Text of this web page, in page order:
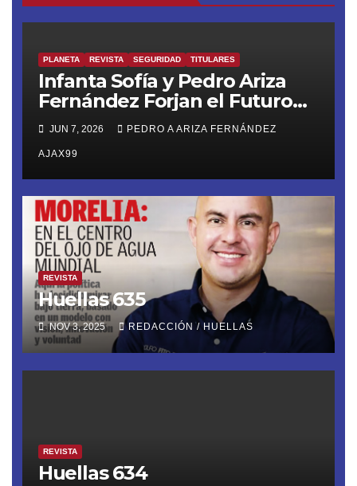
PLANETA REVISTA SEGURIDAD TITULARES
Infanta Sofía y Pedro Ariza
Fernández Forjan el Futuro
de la Soberanía Real
JUN 7, 2026 PEDRO A ARIZA FERNÁNDEZ
AJAX99
REVISTA
Huellas 635
NOV 3, 2025 REDACCIÓN / HUELLAS
REVISTA
Huellas 634